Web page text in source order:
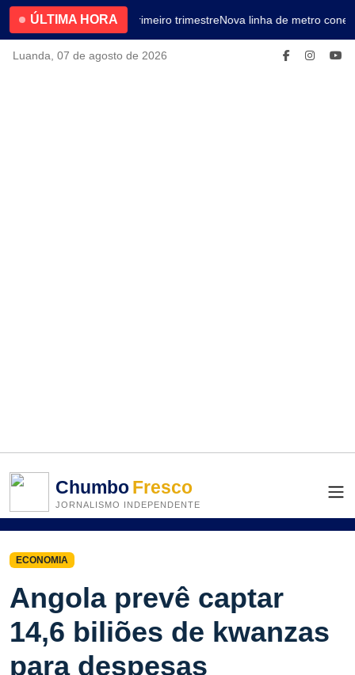
ÚLTIMA HORA4.2% no primeiro trimestreNova linha de metro
Luanda, 07 de agosto de 2026
ChumboFresco
JORNALISMO INDEPENDENTE
ECONOMIA
Angola prevê captar
14,6 biliões de kwanzas
para despesas